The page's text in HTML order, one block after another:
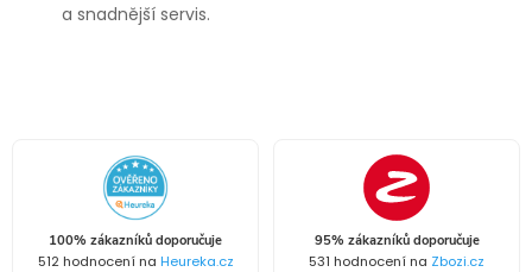
a snadnější servis.
100% zákazníků doporučuje
512 hodnocení na Heureka.cz
95% zákazníků doporučuje
531 hodnocení na Zbozi.cz